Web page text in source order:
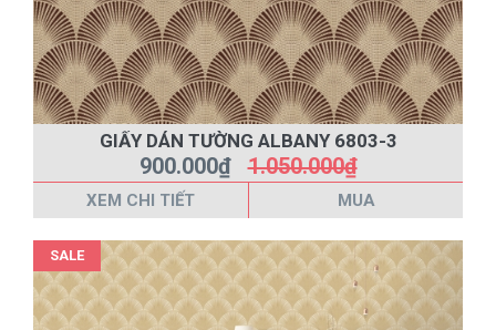
GIẤY DÁN TƯỜNG ALBANY 6803-3
900.000₫1.050.000₫
XEM CHI TIẾT MUA
SALE